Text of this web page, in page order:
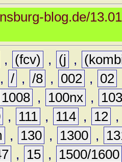
blog.de/
, (fcv) , (j ,
, / , /8 , 002 , 02
1008 , 100nx ,
, 111 , 114 , 12
, 130 , 1300 ,
, 15 ,
1500/1600